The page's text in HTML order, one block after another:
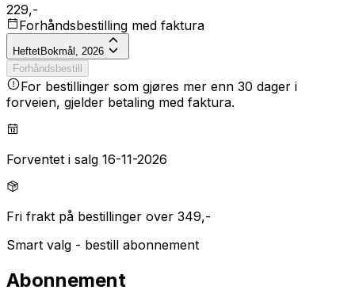
229,-
Forhåndsbestilling med faktura
HeftetBokmål, 2026
Forhåndsbestill
For bestillinger som gjøres mer enn 30 dager i
forveien, gjelder betaling med faktura.
Forventet i salg 16-11-2026
Fri frakt på bestillinger over 349,-
Smart valg - bestill abonnement
Abonnement